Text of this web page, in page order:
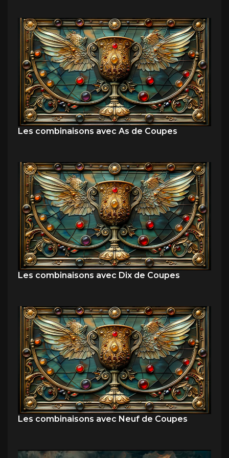
Les combinaisons avec As de Coupes
Les combinaisons avec Dix de Coupes
Les combinaisons avec Neuf de Coupes